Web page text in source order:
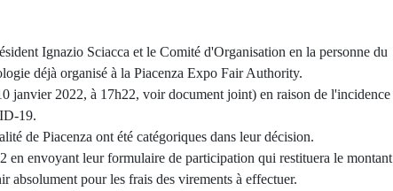
Ignazio Sciacca et le Comité d'Organisation en la personne du
déjà organisé à la Piacenza Expo Fair Authority.
janvier 2022, à 17h22, voir document joint) en raison de l'incidence
19.
de Piacenza ont été catégoriques dans leur décision.
en envoyant leur formulaire de participation qui restituera le montant
absolument pour les frais des virements à effectuer.